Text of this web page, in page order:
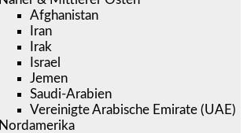
Afghanistan
Iran
Irak
Israel
Jemen
Saudi-Arabien
Vereinigte Arabische Emirate (UAE)
Nordamerika